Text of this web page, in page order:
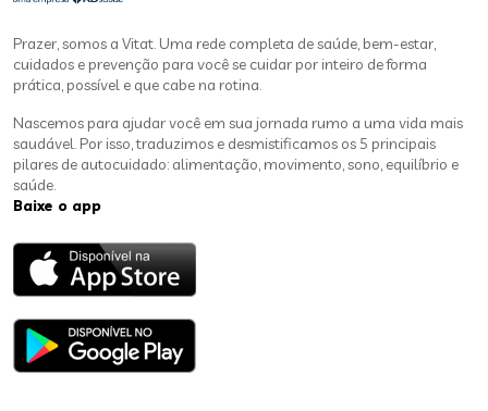
Prazer, somos a Vitat. Uma rede completa de saúde, bem-estar,
cuidados e prevenção para você se cuidar por inteiro de forma
prática, possível e que cabe na rotina.
Nascemos para ajudar você em sua jornada rumo a uma vida mais
saudável. Por isso, traduzimos e desmistificamos os 5 principais
pilares de autocuidado: alimentação, movimento, sono, equilíbrio e
saúde.
Baixe o app